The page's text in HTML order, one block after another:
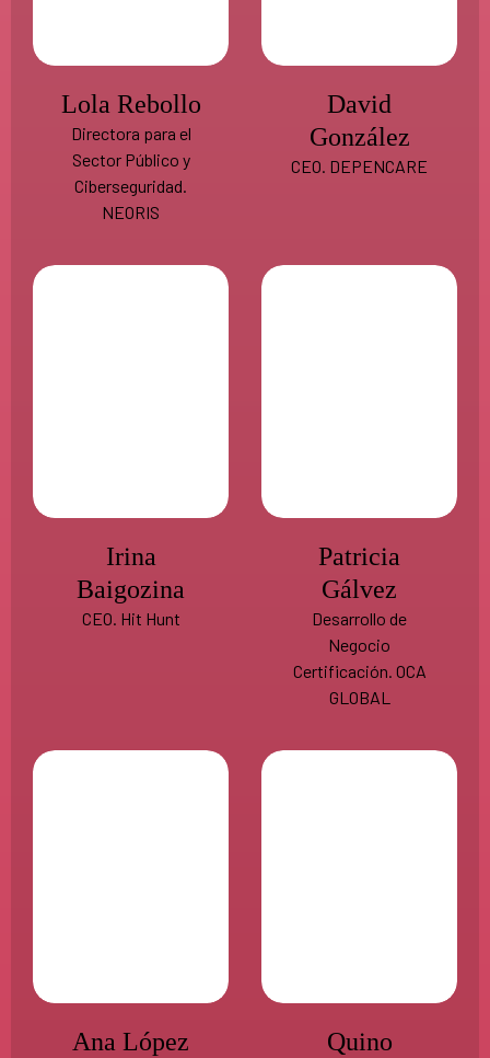
Lola Rebollo
Directora para el
Sector Público y
Ciberseguridad.
NEORIS
David
González
CEO. DEPENCARE
Irina
Baigozina
CEO. Hit Hunt
Patricia
Gálvez
Desarrollo de
Negocio
Certificación. OCA
GLOBAL
Ana López
Quino